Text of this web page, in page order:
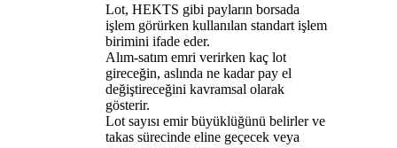
Lot, HEKTS gibi payların borsada
işlem görürken kullanılan standart işlem
birimini ifade eder.
Alım-satım emri verirken kaç lot
gireceğin, aslında ne kadar pay el
değiştireceğini kavramsal olarak
gösterir.
Lot sayısı emir büyüklüğünü belirler ve
takas sürecinde eline geçecek veya